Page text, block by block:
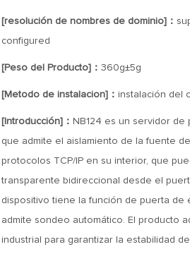
[resolución de nombres de dominio]：
configured
[Peso del Producto]： 360g±5g
[Metodo de instalacion]： instalación del
[Introducción]： NB124 es un servidor
que admite el aislamiento de la fuente
protocolos TCP/IP en su interior, que
transparente bidireccional desde el
dispositivo tiene la función de puerta de
admite sondeo automático. El producto
industrial para garantizar la estabilidad